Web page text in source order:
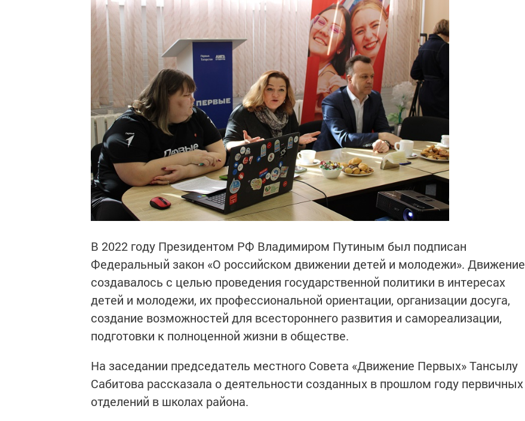
В 2022 году Президентом РФ Владимиром Путиным был подписан
Федеральный закон «О российском движении детей и молодежи». Движение
создавалось с целью проведения государственной политики в интересах
детей и молодежи, их профессиональной ориентации, организации досуга,
создание возможностей для всестороннего развития и самореализации,
подготовки к полноценной жизни в обществе.
На заседании председатель местного Совета «Движение Первых» Тансылу
Сабитова рассказала о деятельности созданных в прошлом году первичных
отделений в школах района.